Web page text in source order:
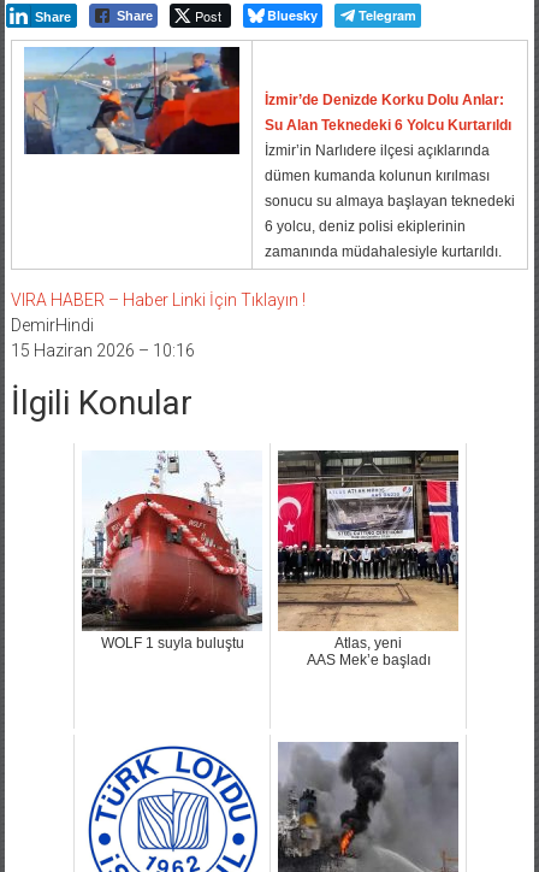
Share Share Post Bluesky Telegram
İzmir’de Denizde Korku Dolu Anlar:
Su Alan Teknedeki 6 Yolcu Kurtarıldı
İzmir’in Narlıdere ilçesi açıklarında
dümen kumanda kolunun kırılması
sonucu su almaya başlayan teknedeki
6 yolcu, deniz polisi ekiplerinin
zamanında müdahalesiyle kurtarıldı.
VIRA HABER – Haber Linki İçin Tıklayın !
DemirHindi
15 Haziran 2026 – 10:16
İlgili Konular
WOLF 1 suyla buluştu
Atlas, yeni
AAS Mek’e başladı